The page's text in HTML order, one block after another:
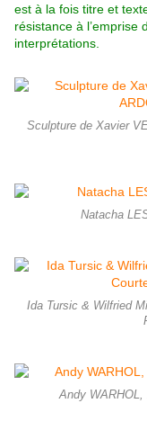
est à la fois titre et
résistance à l’emprise
interprétations.
Sculpture de Xavier
Natacha
Ida Tursic & Wilfried
Andy WARHOL,